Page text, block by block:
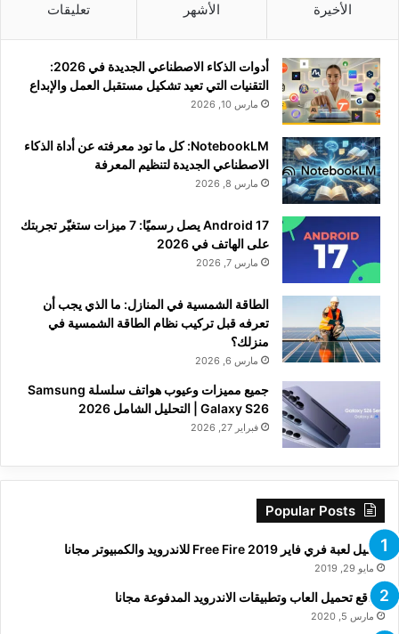
الأخيرة الأشهر تعليقات
أدوات الذكاء الاصطناعي الجديدة في 2026:
التقنيات التي تعيد تشكيل مستقبل العمل والإبداع
مارس 10, 2026
NotebookLM: كل ما تود معرفته عن أداة الذكاء
الاصطناعي الجديدة لتنظيم المعرفة
مارس 8, 2026
Android 17 يصل رسميًا: 7 ميزات ستغيّر تجربتك
على الهاتف في 2026
مارس 7, 2026
الطاقة الشمسية في المنازل: ما الذي يجب أن
تعرفه قبل تركيب نظام الطاقة الشمسية في
منزلك؟
مارس 6, 2026
جميع مميزات وعيوب هواتف سلسلة Samsung
Galaxy S26 | التحليل الشامل 2026
فبراير 27, 2026
Popular Posts
تحميل لعبة فري فاير Free Fire 2019 للاندرويد والكمبيوتر مجانا
مايو 29, 2019
مواقع تحميل العاب وتطبيقات الاندرويد المدفوعة مجانا
مارس 5, 2020